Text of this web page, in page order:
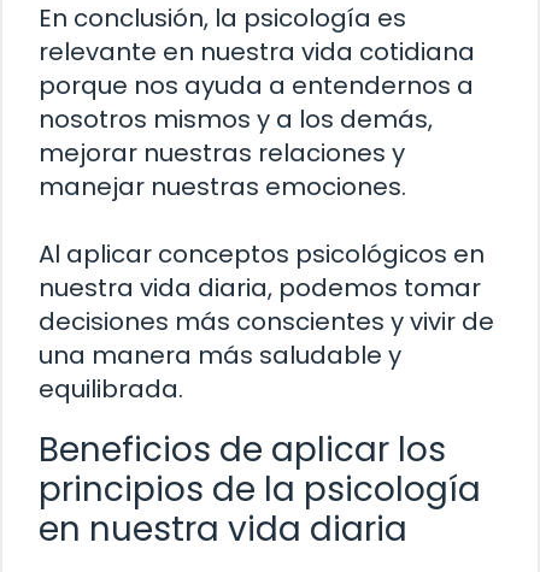
En conclusión, la psicología es
relevante en nuestra vida cotidiana
porque nos ayuda a entendernos a
nosotros mismos y a los demás,
mejorar nuestras relaciones y
manejar nuestras emociones.
Al aplicar conceptos psicológicos en
nuestra vida diaria, podemos tomar
decisiones más conscientes y vivir de
una manera más saludable y
equilibrada.
Beneficios de aplicar los
principios de la psicología
en nuestra vida diaria